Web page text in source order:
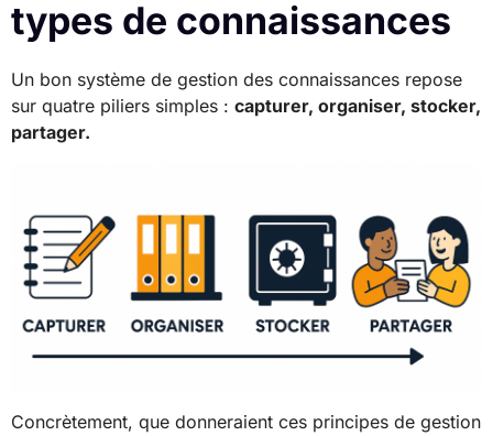
types de connaissances
Un bon système de gestion des connaissances repose
sur quatre piliers simples : capturer, organiser, stocker,
partager.
Concrètement, que donneraient ces principes de gestion